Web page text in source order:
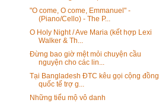
"O come, O come, Emmanuel" -
(Piano/Cello) - The P...
O Holy Night / Ave Maria (kết hợp Lexi
Walker & Th...
Đừng bao giờ mệt mỏi chuyện cầu
nguyện cho các lin...
Tại Bangladesh ĐTC kêu gọi cộng đồng
quốc tế trợ g...
Những tiểu mộ vô danh